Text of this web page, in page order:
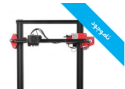
ناموجود